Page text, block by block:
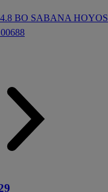
BO SABANA HOYOS
00688